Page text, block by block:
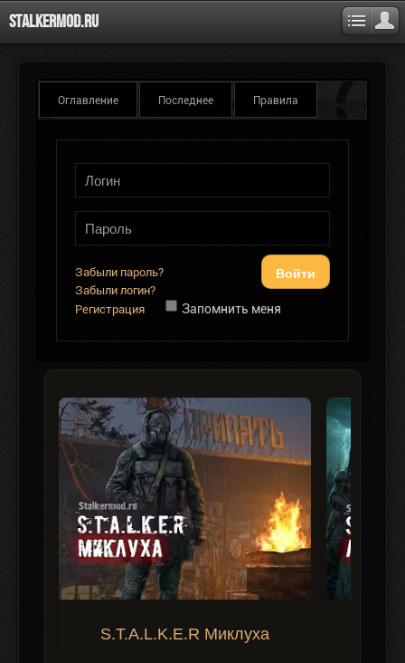
Stalkermod.ru
Оглавление Последнее Правила
Войти
Забыли пароль?
Забыли логин?
Регистрация
Запомнить меня
S.T.A.L.K.E.R Миклуха